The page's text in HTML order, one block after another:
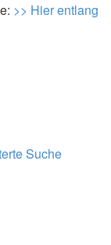
>> Hier entlang
Suche